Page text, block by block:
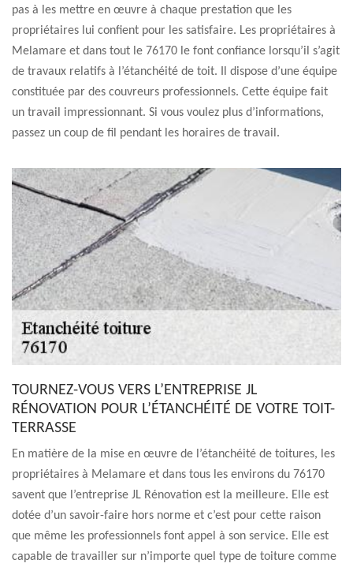
pas à les mettre en œuvre à chaque prestation que les
propriétaires lui confient pour les satisfaire. Les propriétaires à
Melamare et dans tout le 76170 le font confiance lorsqu’il s’agit
de travaux relatifs à l’étanchéité de toit. Il dispose d’une équipe
constituée par des couvreurs professionnels. Cette équipe fait
un travail impressionnant. Si vous voulez plus d’informations,
passez un coup de fil pendant les horaires de travail.
TOURNEZ-VOUS VERS L’ENTREPRISE JL
RÉNOVATION POUR L’ÉTANCHÉITÉ DE VOTRE TOIT-
TERRASSE
En matière de la mise en œuvre de l’étanchéité de toitures, les
propriétaires à Melamare et dans tous les environs du 76170
savent que l’entreprise JL Rénovation est la meilleure. Elle est
dotée d’un savoir-faire hors norme et c’est pour cette raison
que même les professionnels font appel à son service. Elle est
capable de travailler sur n’importe quel type de toiture comme